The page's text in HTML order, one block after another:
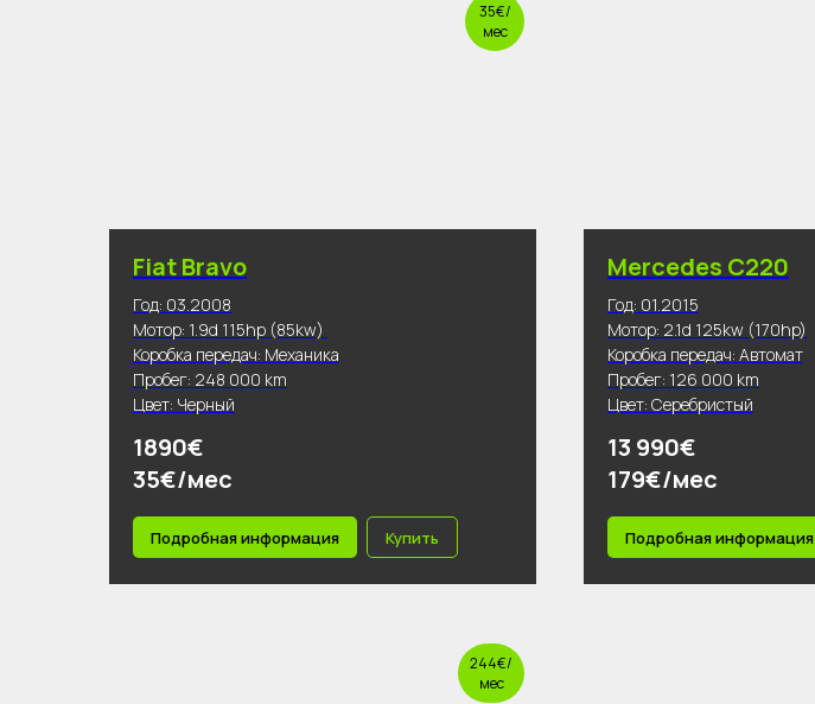
35€/
мес
Fiat Bravo
Год: 03.2008
Мотор: 1.9d 115hp (85kw)
Коробка передач: Механика
Пробег: 248 000 km
Цвет: Черный
1890€
35€/мес
Подробная информация Купить
Mercedes C220
Год: 01.2015
Мотор: 2.1d 125kw (170hp)
Коробка передач: Автомат
Пробег: 126 000 km
Цвет: Серебристый
13 990€
179€/мес
Подробная информация
244€/
мес